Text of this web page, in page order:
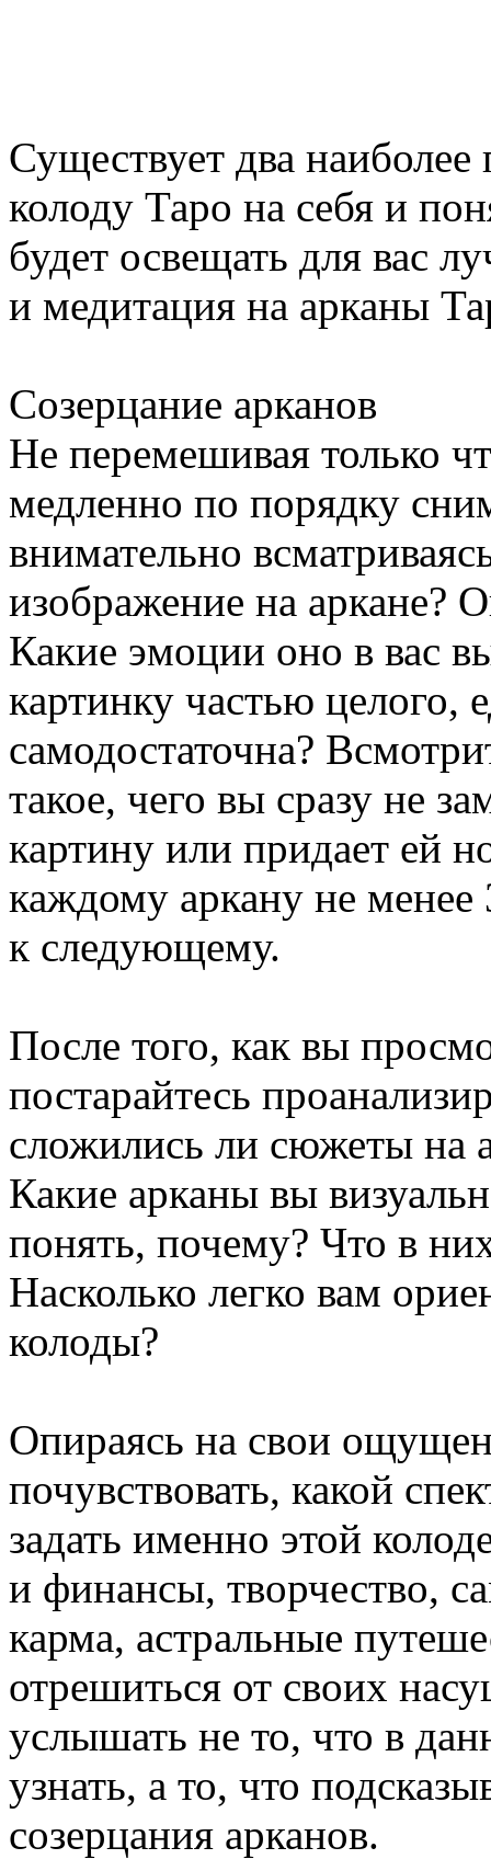
Существует два
колоду Таро на себя и
будет освещать для вас
и медитация на арканы
Созерцание арканов
Не перемешивая только
медленно по порядку
внимательно
изображение на аркане?
Какие эмоции оно в вас
картинку частью целого,
самодостаточна?
такое, чего вы сразу не
картину или придает ей
каждому аркану не
к следующему.
После того, как вы
постарайтесь
сложились ли сюжеты на
Какие арканы вы
понять, почему? Что в
Насколько легко вам
колоды?
Опираясь на свои
почувствовать, какой
задать именно этой
и финансы, творчество,
карма, астральные
отрешиться от своих
услышать не то, что в
узнать, а то, что
созерцания арканов.